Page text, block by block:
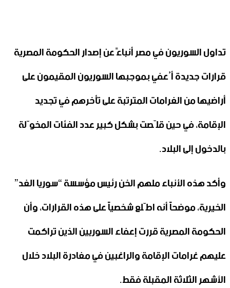
تداول السوريون في مصر أنباءً عن إصدار الحكومة المصرية
قرارات جديدة أُعفي بموجبها السوريون المقيمون على
أراضيها من الغرامات المترتبة على تأخرهم في تجديد
الإقامة، في حين قلّصت بشكل كبير عدد الفئات المخوّلة
بالدخول إلى البلاد.
وأكد هذه الأنباء ملهم الخن رئيس مؤسسة “سوريا الغد”
الخيرية، موضحاً أنه اطّلع شخصياً على هذه القرارات، وأن
الحكومة المصرية قررت إعفاء السوريين الذين تراكمت
عليهم غرامات الإقامة والراغبين في مغادرة البلاد خلال
الأشهر الثلاثة المقبلة فقط.